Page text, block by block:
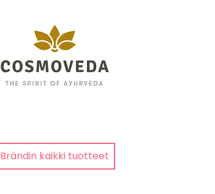
Brändin kaikki tuotteet